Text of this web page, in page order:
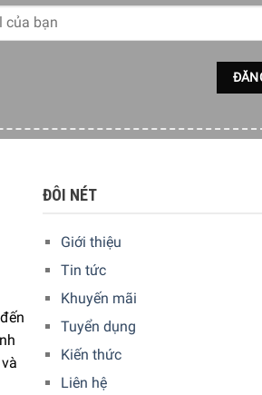
tru, hiệu quả với công suất mạnh mẽ
ĐÔI NÉT
Giới thiệu
Tin tức
Khuyến mãi
Tuyển dụng
Kiến thức
Liên hệ